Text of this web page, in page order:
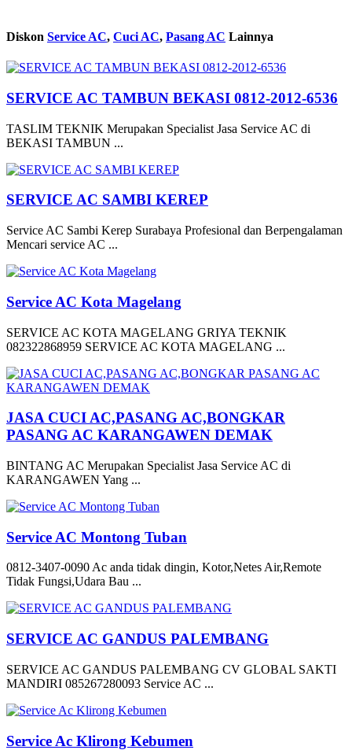
Diskon Service AC, Cuci AC, Pasang AC Lainnya
SERVICE AC TAMBUN BEKASI 0812-2012-6536
TASLIM TEKNIK Merupakan Specialist Jasa Service AC di
BEKASI TAMBUN ...
SERVICE AC SAMBI KEREP
Service AC Sambi Kerep Surabaya Profesional dan Berpengalaman
Mencari service AC ...
Service AC Kota Magelang
SERVICE AC KOTA MAGELANG GRIYA TEKNIK
082322868959 SERVICE AC KOTA MAGELANG ...
JASA CUCI AC,PASANG AC,BONGKAR
PASANG AC KARANGAWEN DEMAK
BINTANG AC Merupakan Specialist Jasa Service AC di
KARANGAWEN Yang ...
Service AC Montong Tuban
0812-3407-0090 Ac anda tidak dingin, Kotor,Netes Air,Remote
Tidak Fungsi,Udara Bau ...
SERVICE AC GANDUS PALEMBANG
SERVICE AC GANDUS PALEMBANG CV GLOBAL SAKTI
MANDIRI 085267280093 Service AC ...
Service Ac Klirong Kebumen